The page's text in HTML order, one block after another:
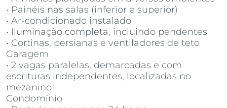
• Painéis nas salas (inferior e superior)
• Ar-condicionado instalado
• Iluminação completa, incluindo pendentes
• Cortinas, persianas e ventiladores de teto
Garagem
• 2 vagas paralelas, demarcadas e com
escrituras independentes, localizadas no
mezanino
Condomínio